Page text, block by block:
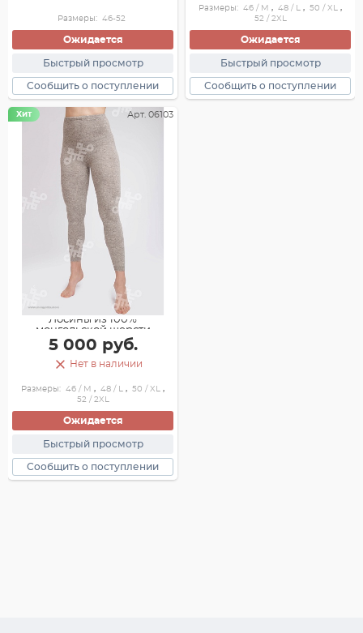
Размеры: 46-52
Ожидается
Быстрый просмотр
Сообщить о поступлении
Размеры: 46 / M , 48 / L , 50 / XL ,
52 / 2XL
Ожидается
Быстрый просмотр
Сообщить о поступлении
Арт. 06103
Хит
Лосины из 100%
монгольской шерсти
5 000 руб.
Размеры: 46 / M , 48 / L , 50 / XL ,
52 / 2XL
Ожидается
Быстрый просмотр
Сообщить о поступлении
Нет в наличии